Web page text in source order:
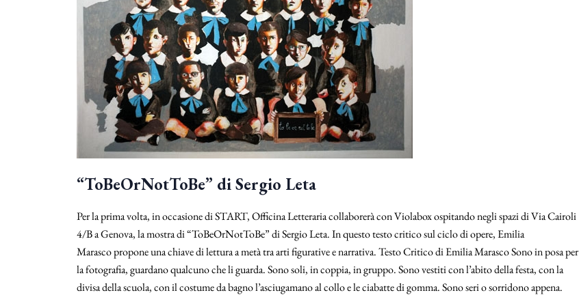
“ToBeOrNotToBe” di Sergio Leta
Per la prima volta, in occasione di START, Officina Letteraria collaborerà con Violabox ospitando negli spazi di Via Cairoli
4/B a Genova, la mostra di “ToBeOrNotToBe” di Sergio Leta. In questo testo critico sul ciclo di opere, Emilia
Marasco propone una chiave di lettura a metà tra arti figurative e narrativa. Testo Critico di Emilia Marasco Sono in posa per
la fotografia, guardano qualcuno che li guarda. Sono soli, in coppia, in gruppo. Sono vestiti con l’abito della festa, con la
divisa della scuola, con il costume da bagno l’asciugamano al collo e le ciabatte di gomma. Sono seri o sorridono appena.